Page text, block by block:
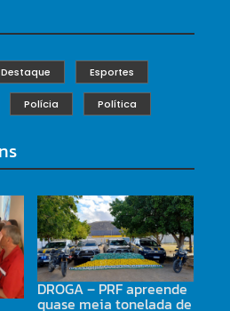
Destaque Esportes
Polícia Política
DROGA – PRF apreende
quase meia tonelada de